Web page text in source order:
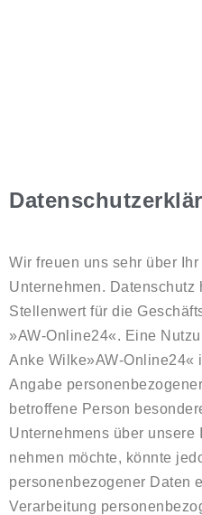
Wir freuen uns sehr über
Unternehmen.
Stellenwert für die
»AW-Online24«. Eine
Anke Wilke»AW-Online24«
Angabe
betroffene Person
Unternehmens über unsere
nehmen möchte, könnte
personenbezogener Daten
Verarbeitung